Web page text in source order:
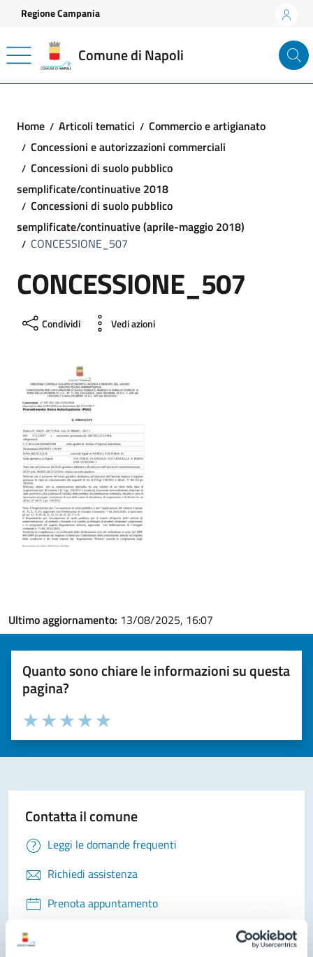
Vai ai contenuti
Vai al footer
Regione Campania
Comune di Napoli
Home Articoli tematici
Commercio e artigianato
Concessioni e autorizzazioni commerciali
Concessioni di suolo pubblico
semplificate/continuative 2018
Concessioni di suolo pubblico
semplificate/continuative (aprile-maggio 2018)
CONCESSIONE_507
CONCESSIONE_507
Condividi Vedi azioni
Ultimo aggiornamento: 13/08/2025, 16:07
Quanto sono chiare le informazioni su questa
pagina?
Valuta la chiarezza delle informazioni (da 1 a 5 stelle)
Seleziona il numero di stelle per valutare la chiarezza delle
Valuta 5 stelle su 5
Valuta 4 stelle su 5
Valuta 3 stelle su 5
Valuta 2 stelle su 5
Valuta 1 stelle su 5
Contatta il comune
Leggi le domande frequenti
Richiedi assistenza
Prenota appuntamento
Problemi in città